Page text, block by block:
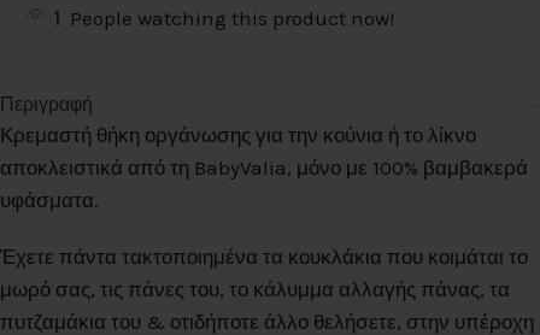
1 People watching this product now!
Περιγραφή
Κρεμαστή θήκη οργάνωσης για την κούνια ή το λίκνο
αποκλειστικά από τη BabyValia, μόνο με 100% βαμβακερά
υφάσματα.
Έχετε πάντα τακτοποιημένα τα κουκλάκια που κοιμάται το
μωρό σας, τις πάνες του, το κάλυμμα αλλαγής πάνας, τα
πυτζαμάκια του & οτιδήποτε άλλο θελήσετε, στην υπέροχη